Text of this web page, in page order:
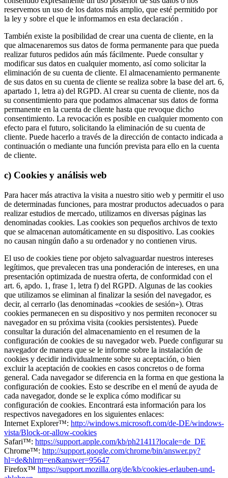
reservemos un uso de los datos más amplio, que esté permitido por
la ley y sobre el que le informamos en esta declaración .
También existe la posibilidad de crear una cuenta de cliente, en la
que almacenaremos sus datos de forma permanente para que pueda
realizar futuros pedidos aún más fácilmente. Puede consultar y
modificar sus datos en cualquier momento, así como solicitar la
eliminación de su cuenta de cliente. El almacenamiento permanente
de sus datos en su cuenta de cliente se realiza sobre la base del art. 6,
apartado 1, letra a) del RGPD. Al crear su cuenta de cliente, nos da
su consentimiento para que podamos almacenar sus datos de forma
permanente en la cuenta de cliente hasta que revoque dicho
consentimiento. La revocación es posible en cualquier momento con
efecto para el futuro, solicitando la eliminación de su cuenta de
cliente. Puede hacerlo a través de la dirección de contacto indicada a
continuación o mediante una función prevista para ello en la cuenta
de cliente.
c) Cookies y análisis web
Para hacer más atractiva la visita a nuestro sitio web y permitir el uso
de determinadas funciones, para mostrar productos adecuados o para
realizar estudios de mercado, utilizamos en diversas páginas las
denominadas cookies. Las cookies son pequeños archivos de texto
que se almacenan automáticamente en su dispositivo. Las cookies
no causan ningún daño a su ordenador y no contienen virus.
El uso de cookies tiene por objeto salvaguardar nuestros intereses
legítimos, que prevalecen tras una ponderación de intereses, en una
presentación optimizada de nuestra oferta, de conformidad con el
art. 6, apdo. 1, frase 1, letra f) del RGPD. Algunas de las cookies
que utilizamos se eliminan al finalizar la sesión del navegador, es
decir, al cerrarlo (las denominadas «cookies de sesión»). Otras
cookies permanecen en su dispositivo y nos permiten reconocer su
navegador en su próxima visita (cookies persistentes). Puede
consultar la duración del almacenamiento en el resumen de la
configuración de cookies de su navegador web. Puede configurar su
navegador de manera que se le informe sobre la instalación de
cookies y decidir individualmente sobre su aceptación, o bien
excluir la aceptación de cookies en casos concretos o de forma
general. Cada navegador se diferencia en la forma en que gestiona la
configuración de cookies. Esto se describe en el menú de ayuda de
cada navegador, donde se le explica cómo modificar su
configuración de cookies. Encontrará esta información para los
respectivos navegadores en los siguientes enlaces:
Internet Explorer™: http://windows.microsoft.com/de-DE/windows-
vista/Block-or-allow-cookies
Safari™: https://support.apple.com/kb/ph21411?locale=de_DE
Chrome™: http://support.google.com/chrome/bin/answer.py?
hl=de&hlrm=en&answer=95647
Firefox™ https://support.mozilla.org/de/kb/cookies-erlauben-und-